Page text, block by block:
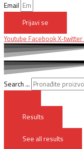
Email
Prijavi se
Youtube FacebookX-twitter
Search ...
Results
See all results